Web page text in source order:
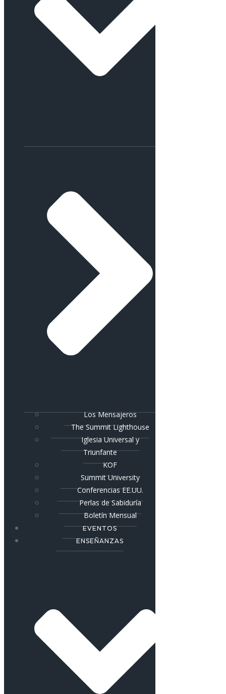
Los Mensajeros
The Summit Lighthouse
Iglesia Universal y
Triunfante
KOF
Summit University
Conferencias EE.UU.
Perlas de Sabiduría
Boletín Mensual
EVENTOS
ENSEÑANZAS